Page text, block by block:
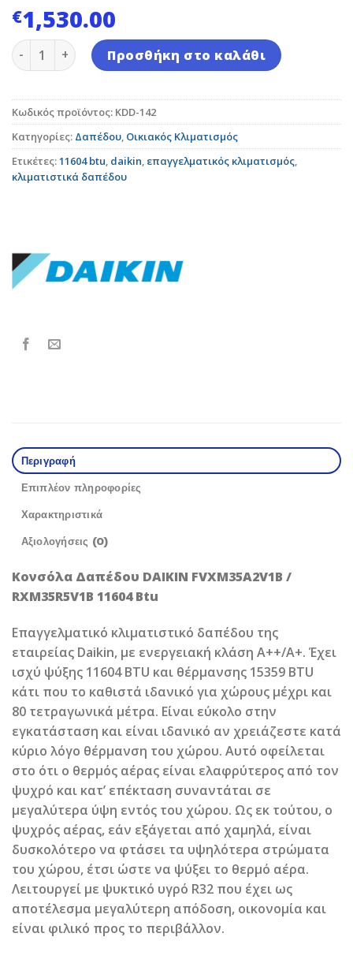
€1,530.00
Επαγγελματικό Κλιματιστικό Δαπέδου DAIKIN
Προσθήκη στο καλάθι
Κωδικός προϊόντος: KDD-142
Κατηγορίες: Δαπέδου, Οικιακός Κλιματισμός
Ετικέτες:11604 btu, daikin, επαγγελματικός κλιματισμός,
κλιματιστικά δαπέδου
Περιγραφή
Επιπλέον πληροφορίες
Χαρακτηριστικά
Αξιολογήσεις (0)
Κονσόλα Δαπέδου DAIKIN FVXM35A2V1B /
RXM35R5V1B 11604 Btu
Επαγγελματικό κλιματιστικό δαπέδου της
εταιρείας Daikin, με ενεργειακή κλάση A++/A+. Έχει
ισχύ ψύξης 11604 BTU και θέρμανσης 15359 BTU
κάτι που το καθιστά ιδανικό για χώρους μέχρι και
80 τετραγωνικά μέτρα. Είναι εύκολο στην
εγκατάσταση και είναι ιδανικό αν χρειάζεστε κατά
κύριο λόγο θέρμανση του χώρου. Αυτό οφείλεται
στο ότι ο θερμός αέρας είναι ελαφρύτερος από τον
ψυχρό και κατ’ επέκταση συναντάται σε
μεγαλύτερα ύψη εντός του χώρου. Ως εκ τούτου, ο
ψυχρός αέρας, εάν εξάγεται από χαμηλά, είναι
δυσκολότερο να φτάσει τα υψηλότερα στρώματα
του χώρου, έτσι ώστε να ψύξει το θερμό αέρα.
Λειτουργεί με ψυκτικό υγρό R32 που έχει ως
αποτέλεσμα μεγαλύτερη απόδοση, οικονομία και
είναι φιλικό προς το περιβάλλον.